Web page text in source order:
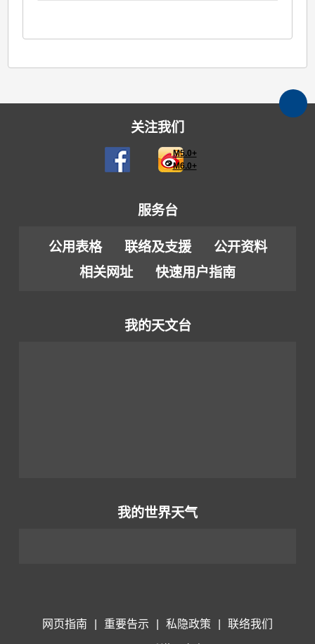
关注我们
M5.0+
M6.0+
服务台
公用表格 联络及支援
公开资料
相关网址
快速用户指南
我的天文台
我的世界天气
网页指南 重要告示 私隐政策 联络我们